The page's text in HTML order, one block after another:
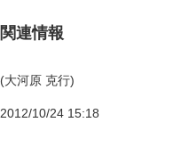
関連情報
(大河原 克行)
2012/10/24 15:18